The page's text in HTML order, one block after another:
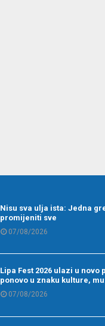
Nisu sva ulja ista: Jedna
promijeniti sve
07/08/2026
Lipa Fest 2026 ulazi u novo
ponovo u znaku kulture,
07/08/2026